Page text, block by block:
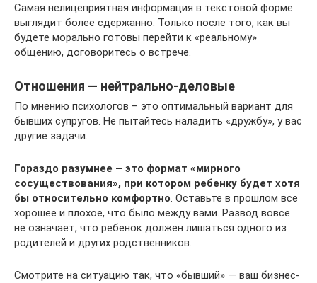
Самая нелицеприятная информация в текстовой форме
выглядит более сдержанно. Только после того, как вы
будете морально готовы перейти к «реальному»
общению, договоритесь о встрече.
Отношения — нейтрально-деловые
По мнению психологов – это оптимальный вариант для
бывших супругов. Не пытайтесь наладить «дружбу», у вас
другие задачи.
Гораздо разумнее – это формат «мирного
сосуществования», при котором ребенку будет хотя
бы относительно комфортно. Оставьте в прошлом все
хорошее и плохое, что было между вами. Развод вовсе
не означает, что ребенок должен лишаться одного из
родителей и других родственников.
Смотрите на ситуацию так, что «бывший» — ваш бизнес-